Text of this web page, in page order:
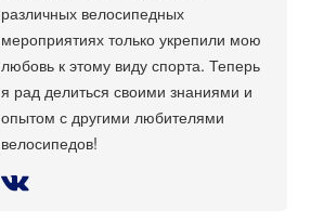
различных велосипедных
мероприятиях только укрепили мою
любовь к этому виду спорта. Теперь
я рад делиться своими знаниями и
опытом с другими любителями
велосипедов!